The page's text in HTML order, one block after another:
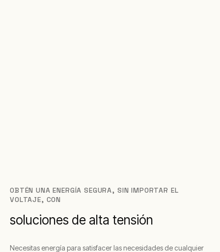
OBTÉN UNA ENERGÍA SEGURA, SIN IMPORTAR EL
VOLTAJE, CON
soluciones de alta tensión
Necesitas energía para satisfacer las necesidades de cualquier